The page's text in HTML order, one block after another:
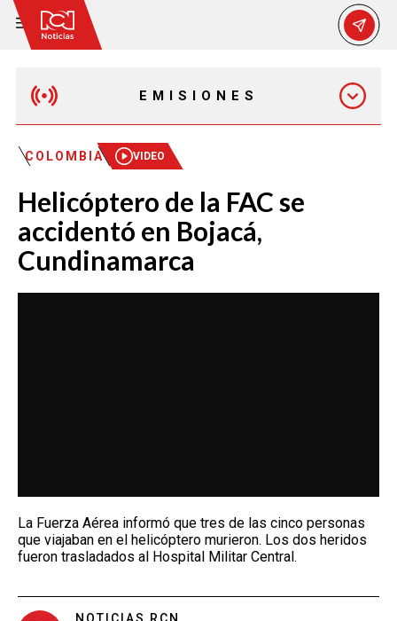
EMISIONES
EMISIÓN 12:30 PM
EMISIÓN 7:00 PM
COLOMBIA VIDEO
Helicóptero de la FAC se
accidentó en Bojacá,
Cundinamarca
La Fuerza Aérea informó que tres de las cinco personas
que viajaban en el helicóptero murieron. Los dos heridos
fueron trasladados al Hospital Militar Central.
NOTICIAS RCN